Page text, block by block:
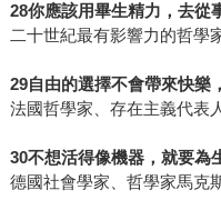
28你應該用畢生精力，去從
二十世紀最有影響力的哲學
29自由的選擇不會帶來快樂
法國哲學家、存在主義代表
30不想活得像機器，就要為
德國社會學家、哲學家馬克